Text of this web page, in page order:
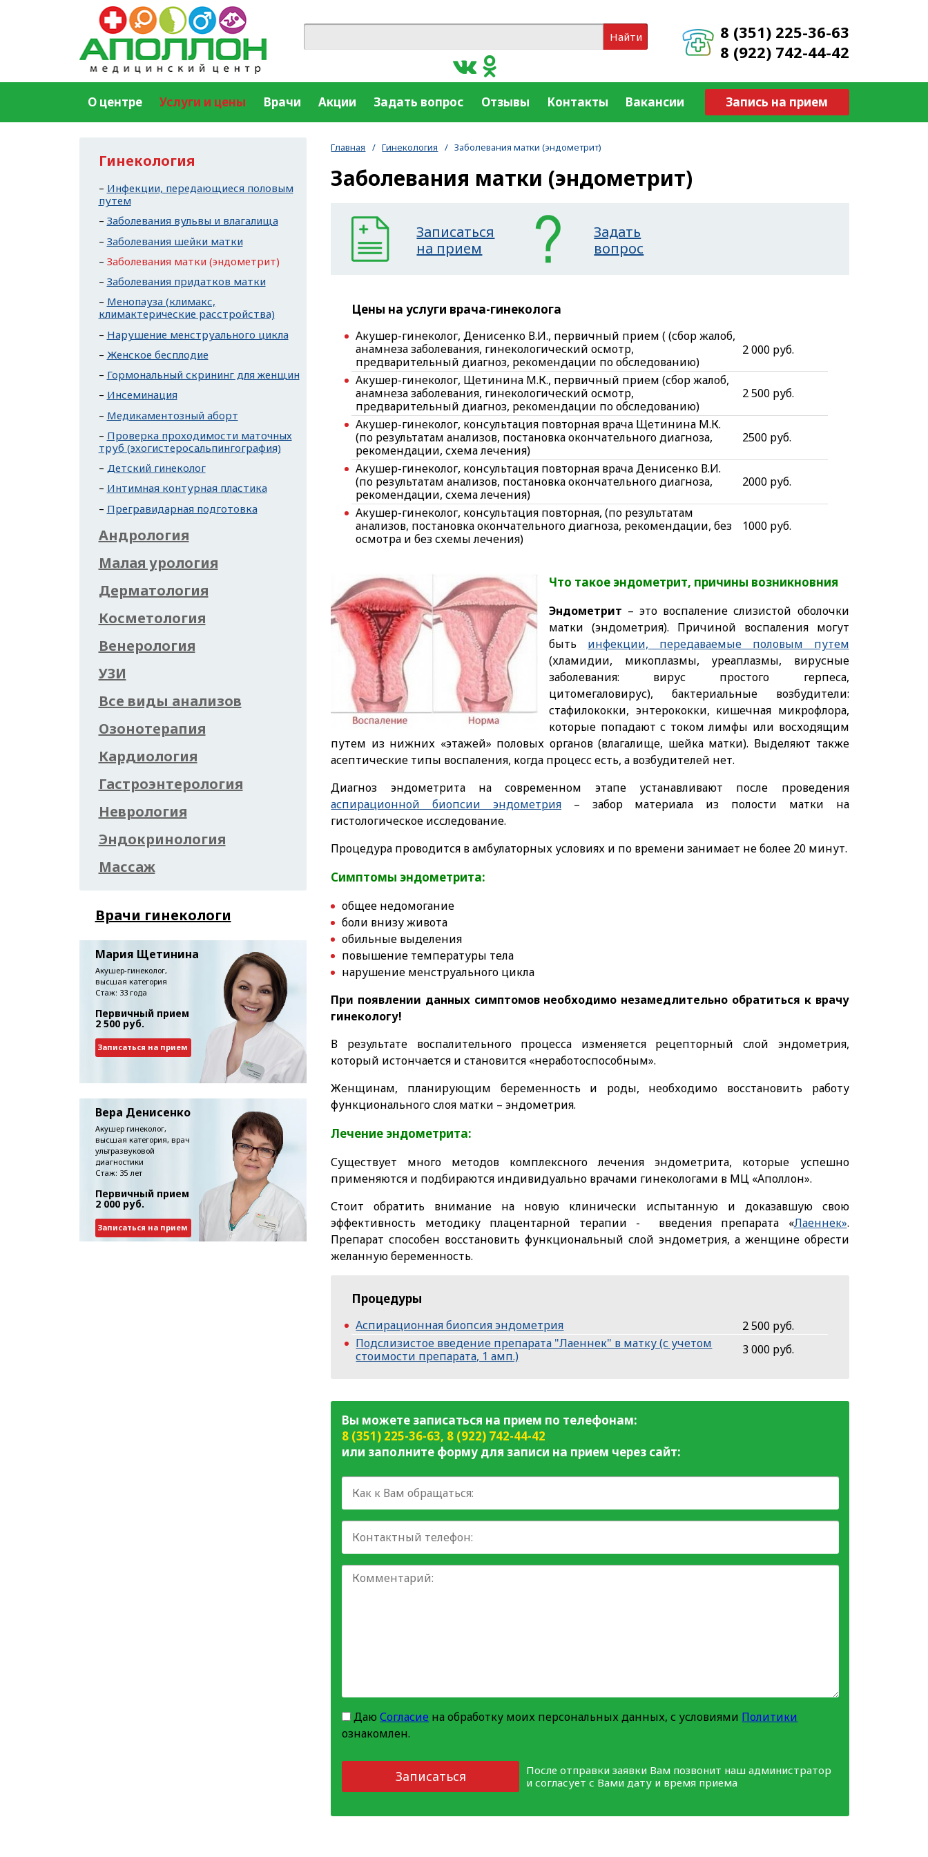
8 (351) 225-36-63
8 (922) 742-44-42
Найти
Запись на прием
О центре Услуги и цены Врачи Акции Задать вопрос Отзывы Контакты Вакансии
Главная / Гинекология / Заболевания матки (эндометрит)
Заболевания матки (эндометрит)
Записаться
на прием
Задать
вопрос
Цены на услуги врача-гинеколога
Акушер-гинеколог, Денисенко В.И., первичный прием ( (сбор жалоб,
анамнеза заболевания, гинекологический осмотр,
предварительный диагноз, рекомендации по обследованию)
2 000 руб.
Акушер-гинеколог, Щетинина М.К., первичный прием (сбор жалоб,
анамнеза заболевания, гинекологический осмотр,
предварительный диагноз, рекомендации по обследованию)
2 500 руб.
Акушер-гинеколог, консультация повторная врача Щетинина М.К.
(по результатам анализов, постановка окончательного диагноза,
рекомендации, схема лечения)
2500 руб.
Акушер-гинеколог, консультация повторная врача Денисенко В.И.
(по результатам анализов, постановка окончательного диагноза,
рекомендации, схема лечения)
2000 руб.
Акушер-гинеколог, консультация повторная, (по результатам
анализов, постановка окончательного диагноза, рекомендации, без
осмотра и без схемы лечения)
1000 руб.
Что такое эндометрит, причины возникновния
Эндометрит – это воспаление слизистой оболочки
матки (эндометрия). Причиной воспаления могут
быть инфекции, передаваемые половым путем
(хламидии, микоплазмы, уреаплазмы, вирусные
заболевания: вирус простого герпеса,
цитомегаловирус), бактериальные возбудители:
стафилококки, энтерококки, кишечная микрофлора,
которые попадают с током лимфы или восходящим
путем из нижних «этажей» половых органов (влагалище, шейка матки). Выделяют также
асептические типы воспаления, когда процесс есть, а возбудителей нет.
Диагноз эндометрита на современном этапе устанавливают после проведения
аспирационной биопсии эндометрия – забор материала из полости матки на
гистологическое исследование.
Процедура проводится в амбулаторных условиях и по времени занимает не более 20 минут.
Симптомы эндометрита:
общее недомогание
боли внизу живота
обильные выделения
повышение температуры тела
нарушение менструального цикла
При появлении данных симптомов необходимо незамедлительно обратиться к врачу
гинекологу!
В результате воспалительного процесса изменяется рецепторный слой эндометрия,
который истончается и становится «неработоспособным».
Женщинам, планирующим беременность и роды, необходимо восстановить работу
функционального слоя матки – эндометрия.
Лечение эндометрита:
Существует много методов комплексного лечения эндометрита, которые успешно
применяются и подбираются индивидуально врачами гинекологами в МЦ «Аполлон».
Стоит обратить внимание на новую клинически испытанную и доказавшую свою
эффективность методику плацентарной терапии - введения препарата «Лаеннек».
Препарат способен восстановить функциональный слой эндометрия, а женщине обрести
желанную беременность.
Процедуры
Аспирационная биопсия эндометрия
2 500 руб.
Подслизистое введение препарата "Лаеннек" в матку (с учетом
стоимости препарата, 1 амп.)
3 000 руб.
Вы можете записаться на прием по телефонам:
8 (351) 225-36-63, 8 (922) 742-44-42
или заполните форму для записи на прием через сайт:
ДаюСогласие на обработку моих персональных данных, с условиями Политики
ознакомлен.
Записаться
После отправки заявки Вам позвонит наш администратор
и согласует с Вами дату и время приема
Гинекология
Инфекции, передающиеся половым
путем
Заболевания вульвы и влагалища
Заболевания шейки матки
Заболевания матки (эндометрит)
Заболевания придатков матки
Менопауза (климакс,
климактерические расстройства)
Нарушение менструального цикла
Женское бесплодие
Гормональный скрининг для женщин
Инсеминация
Медикаментозный аборт
Проверка проходимости маточных
труб (эхогистеросальпингография)
Детский гинеколог
Интимная контурная пластика
Прегравидарная подготовка
Андрология
Малая урология
Дерматология
Косметология
Венерология
УЗИ
Все виды анализов
Озонотерапия
Кардиология
Гастроэнтерология
Неврология
Эндокринология
Массаж
Врачи гинекологи
Мария Щетинина
Акушер-гинеколог,
высшая категория
Стаж: 33 года
Первичный прием
2 500 руб.
Записаться на прием
Вера Денисенко
Акушер гинеколог,
высшая категория, врач
ультразвуковой
диагностики
Стаж: 35 лет
Первичный прием
2 000 руб.
Записаться на прием